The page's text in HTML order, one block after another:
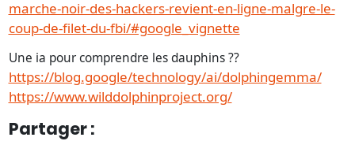
marche-noir-des-hackers-revient-en-ligne-malgre-le-
coup-de-filet-du-fbi/#google_vignette
Une ia pour comprendre les dauphins ??
https://blog.google/technology/ai/dolphingemma/
https://www.wilddolphinproject.org/
Partager :